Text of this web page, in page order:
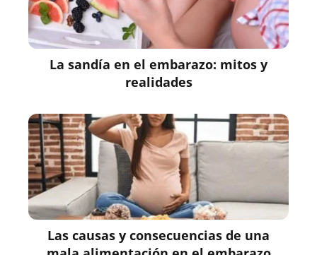
La sandía en el embarazo: mitos y
realidades
Las causas y consecuencias de una